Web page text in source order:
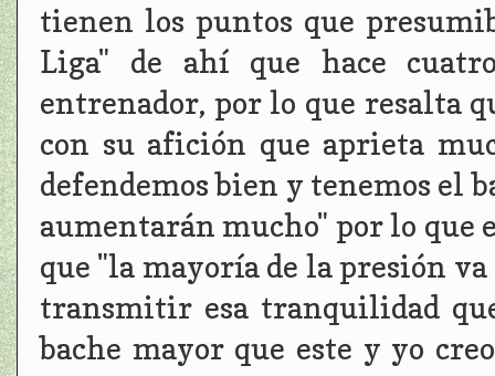
tienen los puntos que
Liga" de ahí que hace
entrenador, por lo que resalta
con su afición que aprieta
defendemos bien y tenemos el
aumentarán mucho" por lo
que "la mayoría de la presión
transmitir esa tranquilidad
bache mayor que este y yo